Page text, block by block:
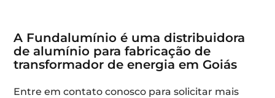
A Fundalumínio é uma distribuidora
de alumínio para fabricação de
transformador de energia em Goiás
Entre em contato conosco para solicitar mais